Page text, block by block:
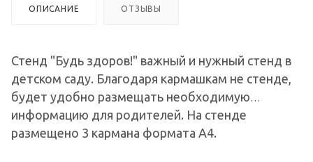
ОПИСАНИЕ ОТЗЫВЫ
Стенд "Будь здоров!" важный и нужный стенд в
детском саду. Благодаря кармашкам не стенде,
будет удобно размещать необходимую
информацию для родителей. На стенде
размещено 3 кармана формата А4.